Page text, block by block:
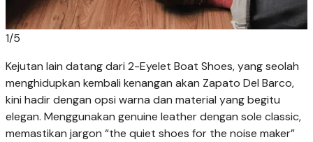
1/5
Kejutan lain datang dari 2-Eyelet Boat Shoes, yang seolah
menghidupkan kembali kenangan akan Zapato Del Barco,
kini hadir dengan opsi warna dan material yang begitu
elegan. Menggunakan genuine leather dengan sole classic,
memastikan jargon “the quiet shoes for the noise maker”